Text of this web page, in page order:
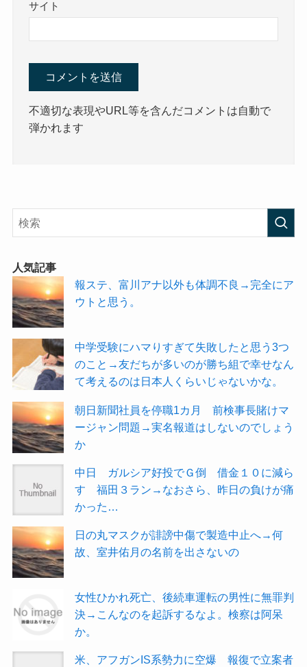
サイト
不適切な表現やURL等を含んだコメントは自動で
弾かれます
人気記事
報ステ、富川アナ以外も体調不良→完全にア
ウトと思う。
中学受験にハマりすぎて失敗したと思う3つ
のこと→友だちが多いのが勝ち組で幸せなん
て考えるのは日本人くらいじゃないかな。
朝日新聞社員を停職1カ月 前検事長賭けマ
ージャン問題→実名報道はしないのでしょう
か
中日 ガルシア好投でＧ倒 借金１０に減ら
す 福田３ラン→なおさら、昨日の負けが痛
かった…
日の丸マスクが誹謗中傷で製造中止へ→何
故、室井佑月の名前を出さないの
女性ひかれ死亡、後続車運転の男性に無罪判
決→こんなのを起訴するなよ。検察は阿呆
か。
米、アフガンIS系勢力に空爆 報復で立案者